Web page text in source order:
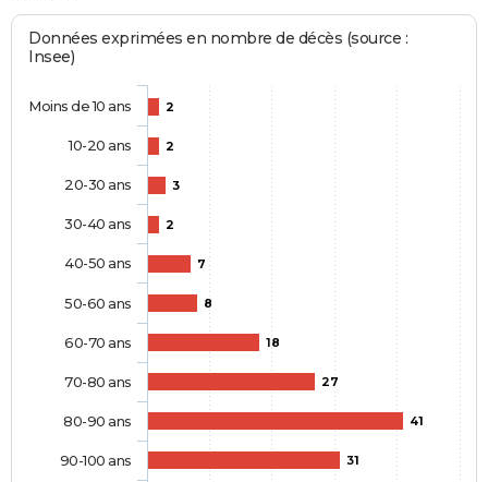
Données exprimées en nombre de décès (source :
Insee)
2
2
3
2
7
8
18
27
41
31
Moins de 10 ans
10-20 ans
20-30 ans
30-40 ans
40-50 ans
50-60 ans
60-70 ans
70-80 ans
80-90 ans
90-100 ans